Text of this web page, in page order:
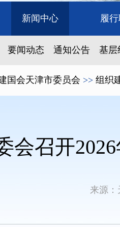
新闻中心 履
要闻动态 通知公告 基层
国会天津市委员会 >> 组织
会召开
来源